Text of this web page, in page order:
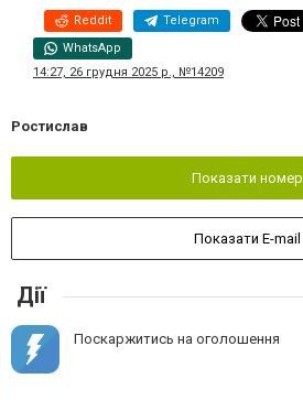
Reddit Telegram
WhatsApp
14:27, 26 грудня 2025 р., №14209
Ростислав
Показати номер
Показати E-mail
Дії
Поскаржитись на оголошення